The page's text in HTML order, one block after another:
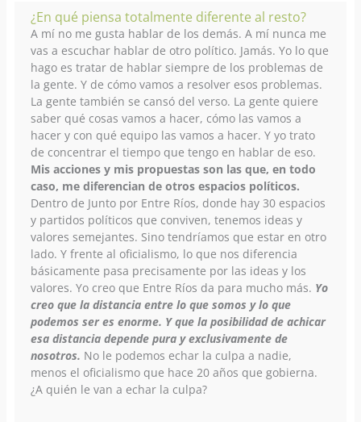
¿En qué piensa totalmente diferente al resto?
A mí no me gusta hablar de los demás. A mí nunca me
vas a escuchar hablar de otro político. Jamás. Yo lo que
hago es tratar de hablar siempre de los problemas de
la gente. Y de cómo vamos a resolver esos problemas.
La gente también se cansó del verso. La gente quiere
saber qué cosas vamos a hacer, cómo las vamos a
hacer y con qué equipo las vamos a hacer. Y yo trato
de concentrar el tiempo que tengo en hablar de eso.
Mis acciones y mis propuestas son las que, en todo
caso, me diferencian de otros espacios políticos.
Dentro de Junto por Entre Ríos, donde hay 30 espacios
y partidos políticos que conviven, tenemos ideas y
valores semejantes. Sino tendríamos que estar en otro
lado. Y frente al oficialismo, lo que nos diferencia
básicamente pasa precisamente por las ideas y los
valores. Yo creo que Entre Ríos da para mucho más. Yo
creo que la distancia entre lo que somos y lo que
podemos ser es enorme. Y que la posibilidad de achicar
esa distancia depende pura y exclusivamente de
nosotros. No le podemos echar la culpa a nadie,
menos el oficialismo que hace 20 años que gobierna.
¿A quién le van a echar la culpa?